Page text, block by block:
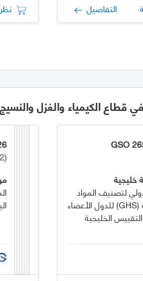
التفاصيل
قطاع الكيمياء والغزل والنسيج
GSO
خليجية
لتصنيف المواد
الكيميائية (GHS) للدول الأعضاء
الخليجية